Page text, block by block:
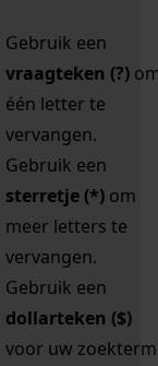
Gebruik een
vraagteken (?)
één letter te
vervangen.
Gebruik een
sterretje (*) om
meer letters te
vervangen.
Gebruik een
dollarteken ($)
voor uw zoekterm